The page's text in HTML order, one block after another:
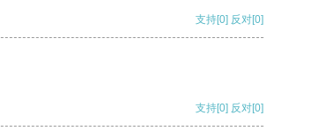
支持[0] 反对[0]
支持[0] 反对[0]